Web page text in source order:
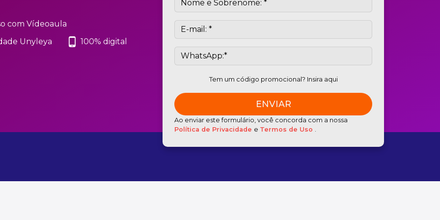
com Vídeoaula
Unyleya phone_android 100% digital
Tem um código promocional? Insira aqui
Ao enviar este formulário, você concorda com a nossa
Política de Privacidade e Termos de Uso